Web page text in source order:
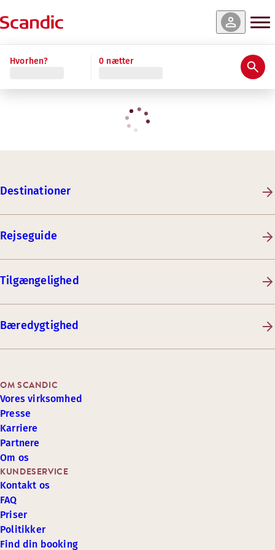
Hvorhen? 0 nætter
Destinationer
Rejseguide
Tilgængelighed
Bæredygtighed
KUNDESERVICE
Kontakt os
FAQ
Priser
Politikker
Find din booking
OM SCANDIC
Vores virksomhed
Presse
Karriere
Partnere
Om os